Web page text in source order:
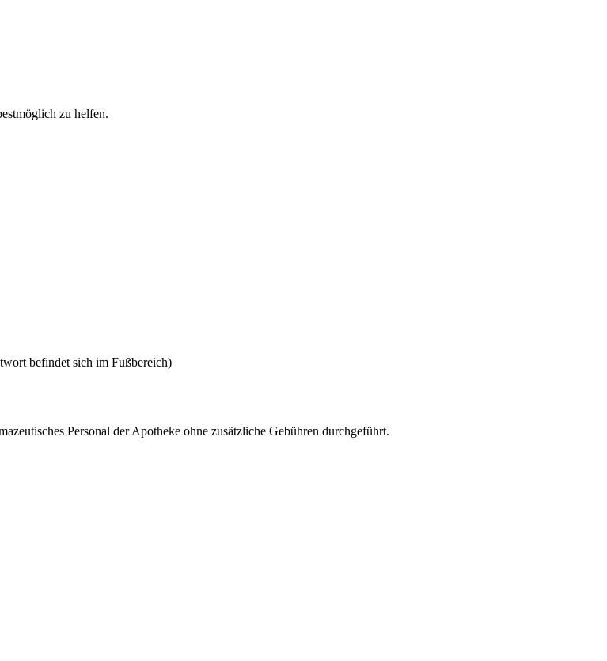
zu helfen.
befindet sich im Fußbereich)
Personal der Apotheke ohne zusätzliche Gebühren durchgeführt.